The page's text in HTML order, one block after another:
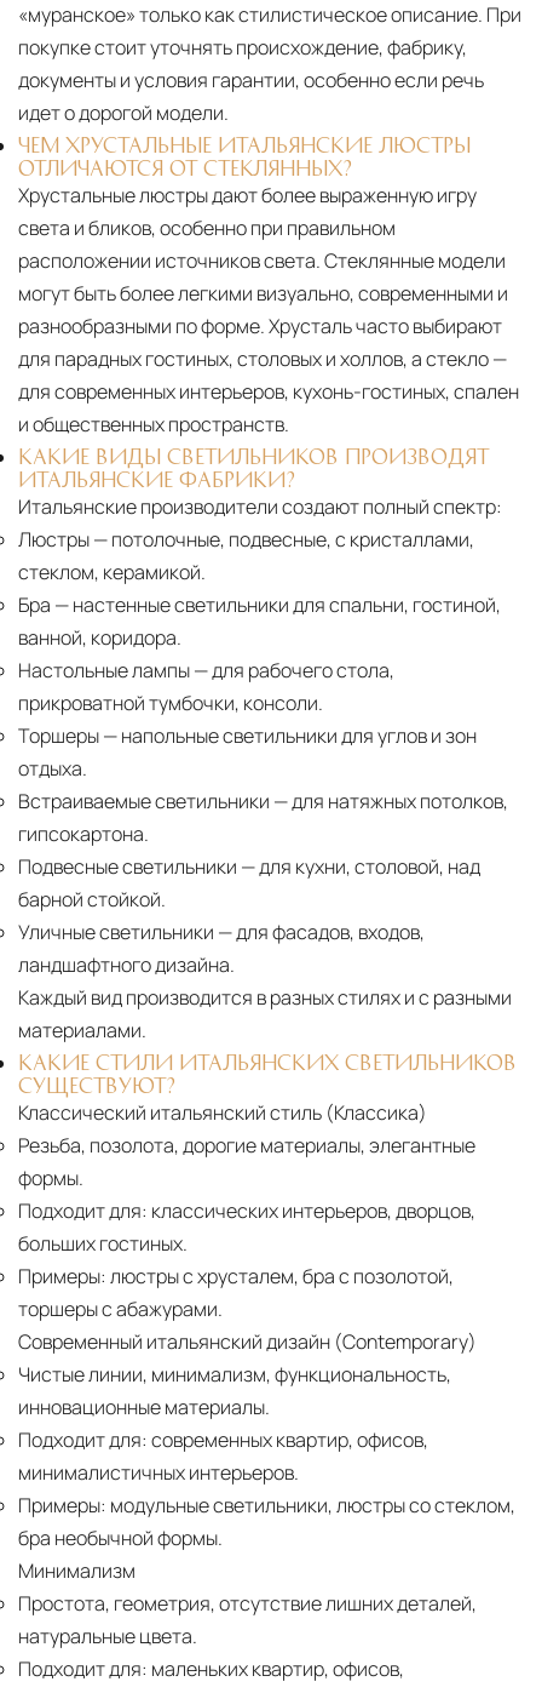
«муранское» только как стилистическое описание. При
покупке стоит уточнять происхождение, фабрику,
документы и условия гарантии, особенно если речь
идет о дорогой модели.
ЧЕМ ХРУСТАЛЬНЫЕ ИТАЛЬЯНСКИЕ ЛЮСТРЫ
ОТЛИЧАЮТСЯ ОТ СТЕКЛЯННЫХ?
Хрустальные люстры дают более выраженную игру
света и бликов, особенно при правильном
расположении источников света. Стеклянные модели
могут быть более легкими визуально, современными и
разнообразными по форме. Хрусталь часто выбирают
для парадных гостиных, столовых и холлов, а стекло —
для современных интерьеров, кухонь-гостиных, спален
и общественных пространств.
КАКИЕ ВИДЫ СВЕТИЛЬНИКОВ ПРОИЗВОДЯТ
ИТАЛЬЯНСКИЕ ФАБРИКИ?
Итальянские производители создают полный спектр:
Люстры— потолочные, подвесные, с кристаллами,
стеклом, керамикой.
Бра — настенные светильники для спальни, гостиной,
ванной, коридора.
Настольные лампы— для рабочего стола,
прикроватной тумбочки, консоли.
Торшеры— напольные светильники для углов и зон
отдыха.
Встраиваемые светильники — для натяжных потолков,
гипсокартона.
Подвесные светильники — для кухни, столовой, над
барной стойкой.
Уличные светильники — для фасадов, входов,
ландшафтного дизайна.
Каждый вид производится в разных стилях и с разными
материалами.
КАКИЕ СТИЛИ ИТАЛЬЯНСКИХ СВЕТИЛЬНИКОВ
СУЩЕСТВУЮТ?
Классический итальянский стиль (Классика)
Резьба, позолота, дорогие материалы, элегантные
формы.
Подходит для: классических интерьеров, дворцов,
больших гостиных.
Примеры: люстры с хрусталем, бра с позолотой,
торшеры с абажурами.
Современный итальянский дизайн (Contemporary)
Чистые линии, минимализм, функциональность,
инновационные материалы.
Подходит для: современных квартир, офисов,
минималистичных интерьеров.
Примеры: модульные светильники, люстры со стеклом,
бра необычной формы.
Минимализм
Простота, геометрия, отсутствие лишних деталей,
натуральные цвета.
Подходит для: маленьких квартир, офисов,